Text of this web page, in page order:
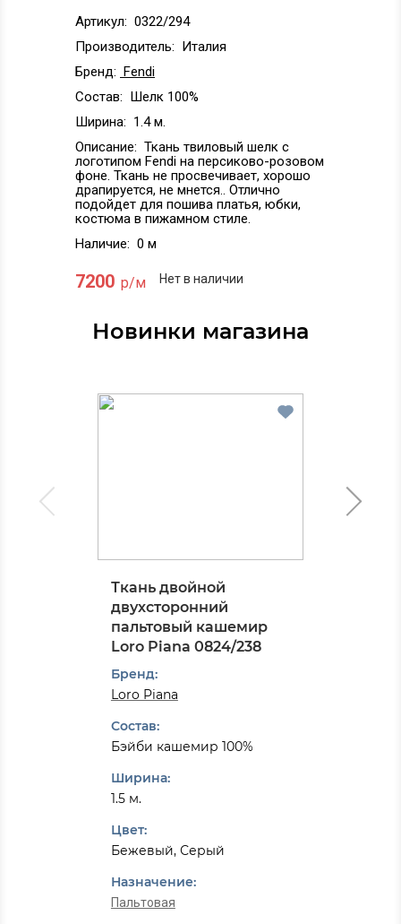
Артикул: 0322/294
Производитель: Италия
Бренд: Fendi
Состав: Шелк 100%
Ширина: 1.4 м.
Описание: Ткань твиловый шелк с
логотипом Fendi на персиково-розовом
фоне. Ткань не просвечивает, хорошо
драпируется, не мнется.. Отлично
подойдет для пошива платья, юбки,
костюма в пижамном стиле.
Наличие: 0 м
7200 р/м Нет в наличии
Новинки магазина
Ткань двойной
двухсторонний
пальтовый кашемир
Loro Piana 0824/238
Бренд:
Loro Piana
Состав:
Бэйби кашемир 100%
Ширина:
1.5 м.
Цвет:
Бежевый, Серый
Назначение:
Пальтовая